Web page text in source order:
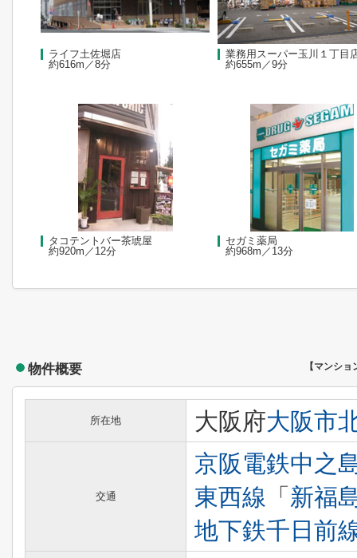
ライフ土佐堀店
約616m／8分
業務用スーパー玉川１丁目
約655m／9分
タコテントバー茶琥屋
約920m／12分
セガミ薬局
約968m／13分
物件概要 【マンショ
所在地 大阪府大阪市
交通
京阪電鉄中之
東西線 「 新福
地下鉄千日前